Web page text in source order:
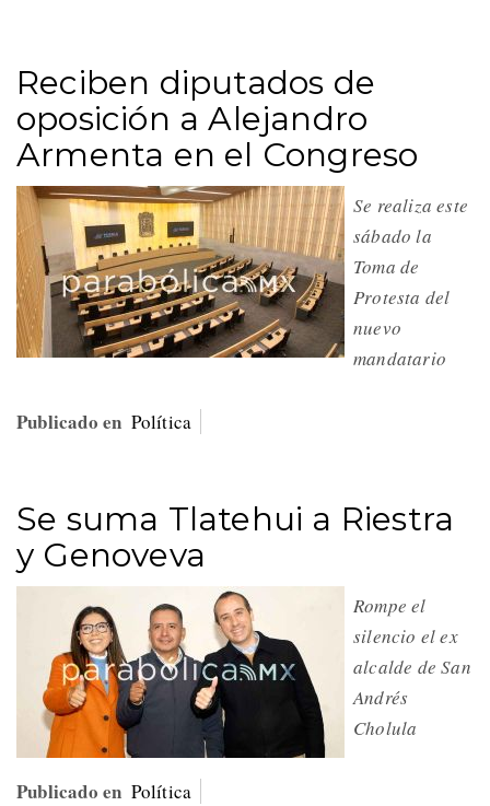
Reciben diputados de
oposición a Alejandro
Armenta en el Congreso
Se realiza este
sábado la
Toma de
Protesta del
nuevo
mandatario
Publicado en Política
Se suma Tlatehui a Riestra
y Genoveva
Rompe el
silencio el ex
alcalde de San
Andrés
Cholula
Publicado en Política